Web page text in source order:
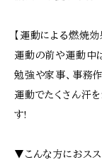
【運動による燃焼
運動の前や運動中
勉強や家事、事務
運動でたくさん汗
す!
▼こんな方におスス